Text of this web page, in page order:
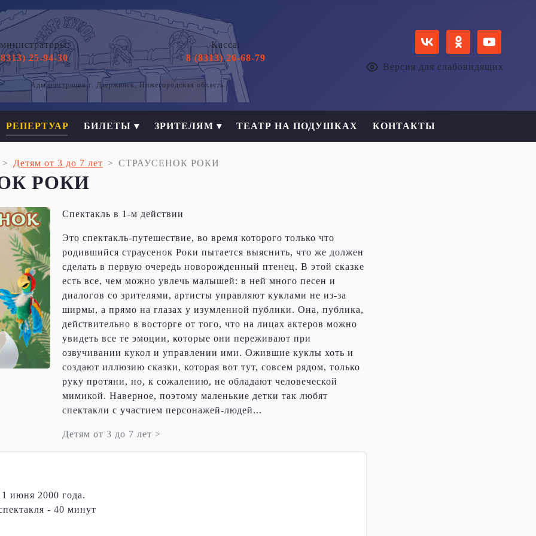
Версия для слабовидящих
25-94-30
Касса:
8 (8313) 26-68-79
Администрация г. Дзержинск, Нижегородская область
РЕПЕРТУАР БИЛЕТЫ ▾ ЗРИТЕЛЯМ ▾ ТЕАТР НА ПОДУШКАХ КОНТАКТЫ
Детям от 3 до 7 лет СТРАУСЕНОК РОКИ
РОКИ
Спектакль в 1-м действии
Это спектакль-путешествие, во время которого только что
родившийся страусенок Роки пытается выяснить, что же должен
сделать в первую очередь новорожденный птенец. В этой сказке
есть все, чем можно увлечь малышей: в ней много песен и
диалогов со зрителями, артисты управляют куклами не из-за
ширмы, а прямо на глазах у изумленной публики. Она, публика,
действительно в восторге от того, что на лицах актеров можно
увидеть все те эмоции, которые они переживают при
озвучивании кукол и управлении ими. Ожившие куклы хоть и
создают иллюзию сказки, которая вот тут, совсем рядом, только
руку протяни, но, к сожалению, не обладают человеческой
мимикой. Наверное, поэтому маленькие детки так любят
спектакли с участием персонажей-людей...
Детям от 3 до 7 лет >
1 июня 2000 года.
- 40 минут